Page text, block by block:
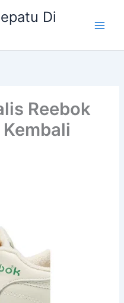
Di
Reebok